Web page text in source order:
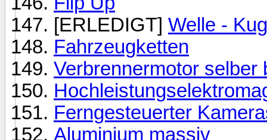
[ERLEDIGT] Welle -
Fahrzeugketten
Verbrennermotor selber
Ferngesteuerter
Aluminium massiv